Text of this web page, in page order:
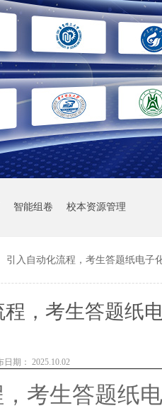
智能组卷 校本资源管理
引入自动化流程，考生答题纸电子
程，考生答题纸
日期： 2025.10.02
考生答题纸